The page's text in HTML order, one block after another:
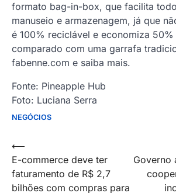
formato bag-in-box, que facilita
manuseio e armazenagem, já que
é 100% reciclável e economiza
comparado com uma garrafa
fabenne.com e saiba mais.
Fonte: Pineapple Hub
Foto: Luciana Serra
NEGÓCIOS
Navegação
de
artigos
⟵
E-commerce deve ter
faturamento de R$ 2,7
bilhões com compras para
Governo